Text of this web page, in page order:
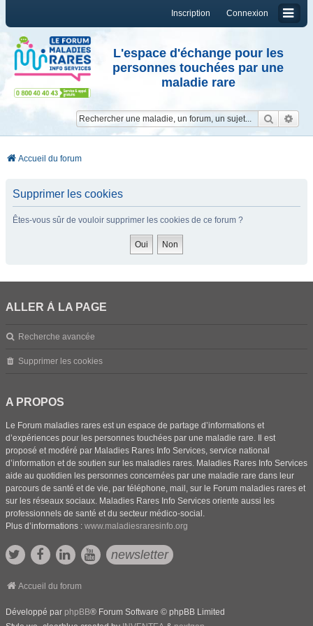
Connexion
Inscription
L'espace d'échange pour les
personnes touchées par une
maladie rare
Accueil du forum
Supprimer les cookies
Êtes-vous sûr de vouloir supprimer les cookies de ce forum ?
ALLER À LA PAGE
Recherche avancée
Supprimer les cookies
A PROPOS
Le Forum maladies rares est un espace de partage d’informations et
d’expériences pour les personnes touchées par une maladie rare. Il est
proposé et modéré par Maladies Rares Info Services, service national
d’information et de soutien sur les maladies rares. Maladies Rares Info Services
aide au quotidien les personnes concernées par une maladie rare dans leur
parcours de santé et de vie, par téléphone, mail, sur le Forum maladies rares et
sur les réseaux sociaux. Maladies Rares Info Services oriente aussi les
professionnels de santé et du secteur médico-social.
Plus d’informations : www.maladiesraresinfo.org
newsletter
Accueil du forum
Développé par phpBB® Forum Software © phpBB Limited